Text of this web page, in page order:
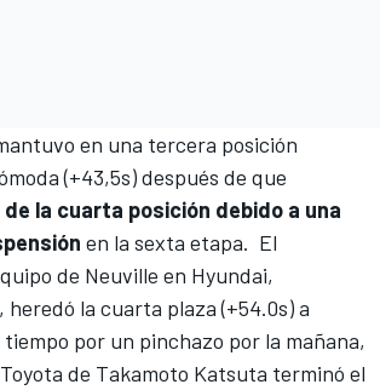
en una tercera posición
(+43,5s) después de que
de la cuarta posición debido a una
en la sexta etapa. El
de Neuville en Hyundai,
, heredó la cuarta plaza (+54.0s) a
por un pinchazo por la mañana,
de Takamoto Katsuta terminó el